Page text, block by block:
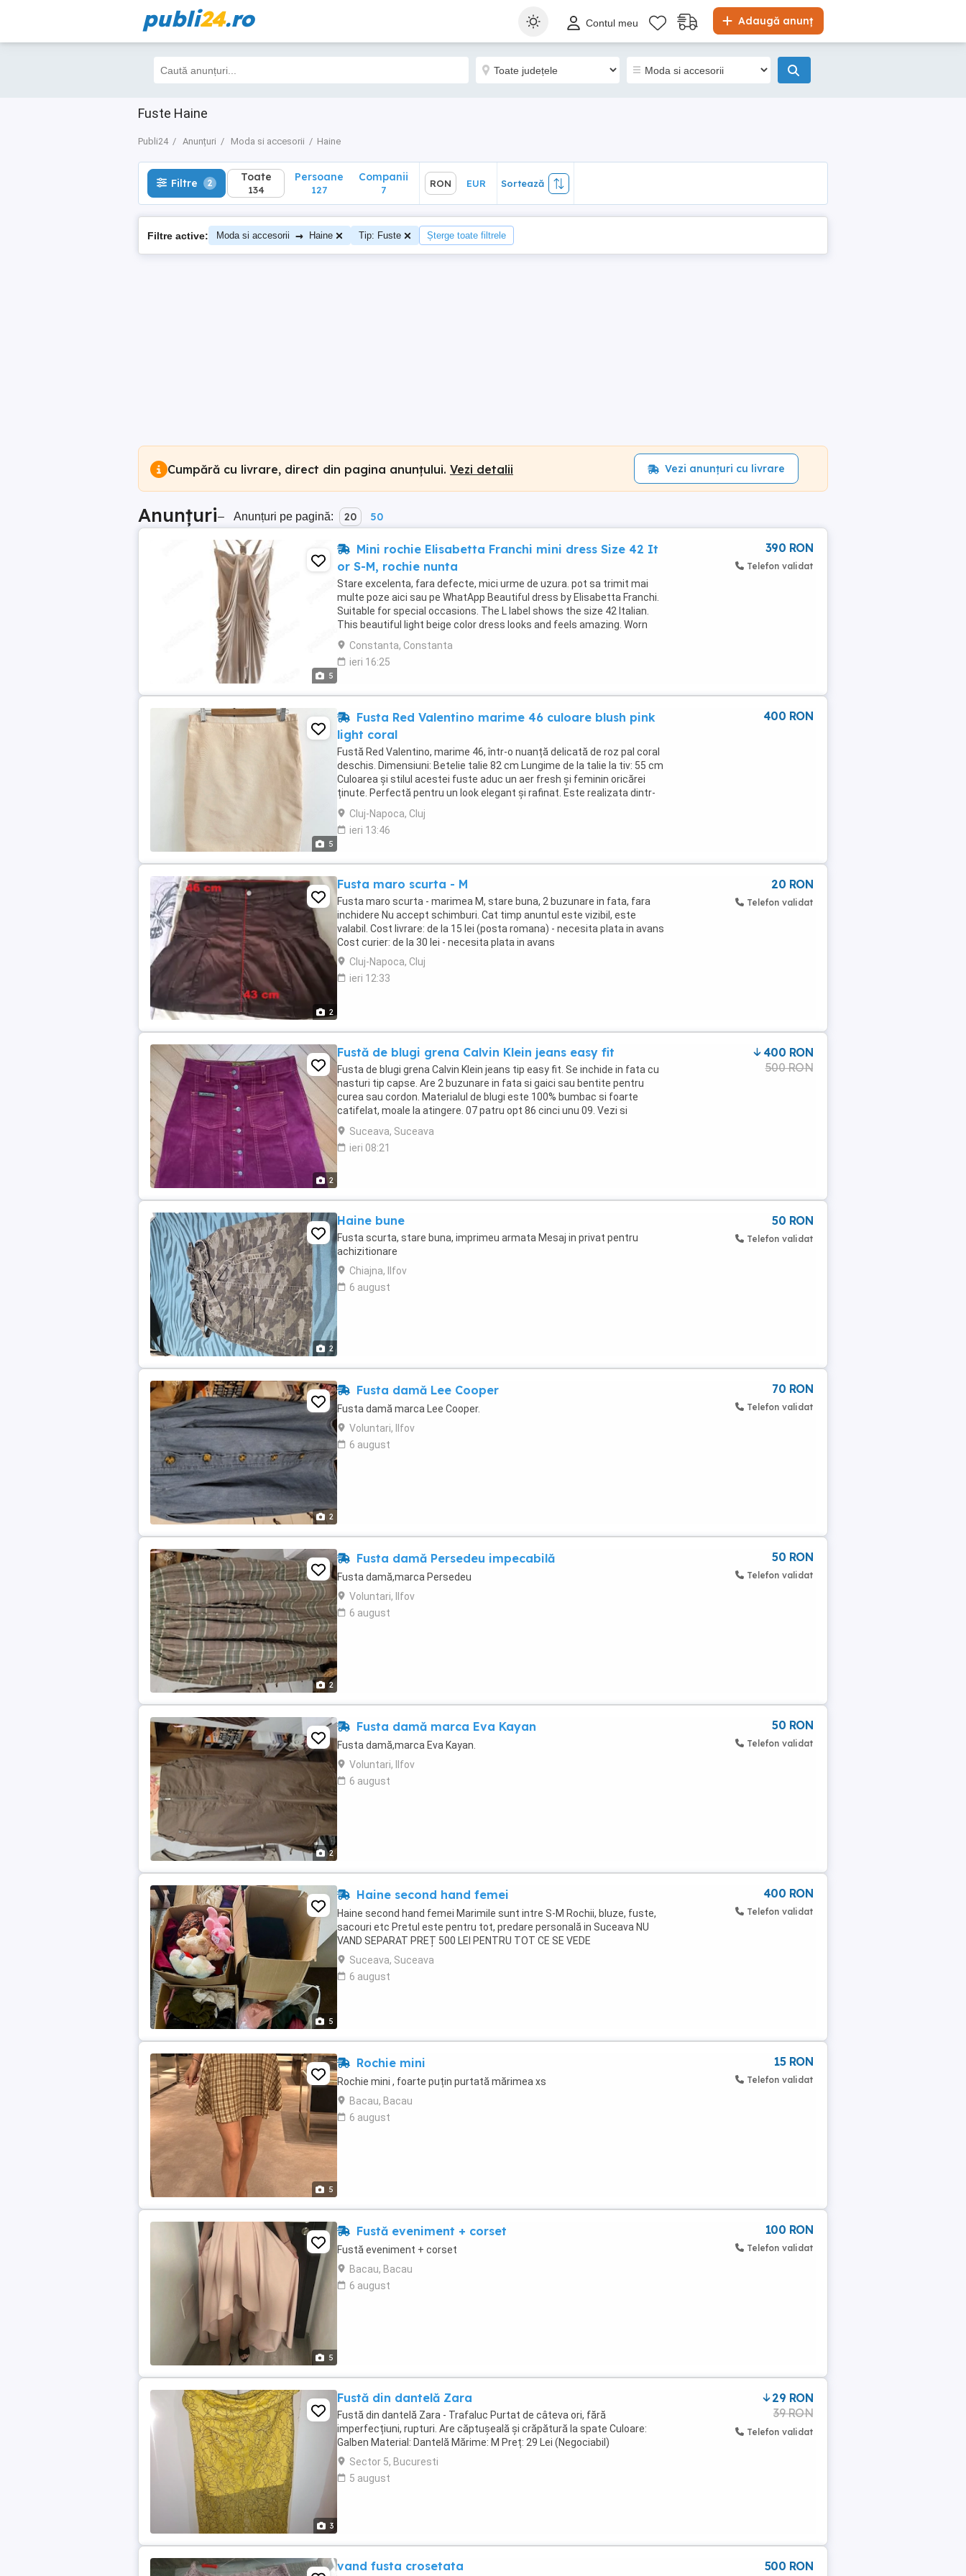
publi24.ro Adaugă anunț
Contul meu
Fuste Haine
Publi24 Anunțuri Moda si accesorii Haine
Filtre 2 Toate
134
Sortează
Filtre 2 Toate
134
Persoane
127
Companii
7
RON EUR Sortează
Filtre active: Moda si accesorii → Haine Tip: Fuste Șterge toate filtrele
Cumpără cu livrare, direct din pagina anunțului. Vezi detalii Vezi anunțuri cu livrare
Anunțuri– Anunțuri pe pagină: 20 50
5
Mini rochie Elisabetta Franchi mini dress Size 42 It
or S-M, rochie nunta
Stare excelenta, fara defecte, mici urme de uzura. pot sa trimit mai
multe poze aici sau pe WhatApp Beautiful dress by Elisabetta Franchi.
Suitable for special occasions. The L label shows the size 42 Italian.
This beautiful light beige color dress looks and feels amazing. Worn
once at an event for ...
Constanta, Constanta
ieri 16:25
390 RON
Telefon validat
5
Fusta Red Valentino marime 46 culoare blush pink
light coral
Fustă Red Valentino, marime 46, într-o nuanță delicată de roz pal coral
deschis. Dimensiuni: Betelie talie 82 cm Lungime de la talie la tiv: 55 cm
Culoarea și stilul acestei fuste aduc un aer fresh și feminin oricărei
ținute. Perfectă pentru un look elegant și rafinat. Este realizata dintr-
un ...
Cluj-Napoca, Cluj
ieri 13:46
400 RON
2
Fusta maro scurta - M
Fusta maro scurta - marimea M, stare buna, 2 buzunare in fata, fara
inchidere Nu accept schimburi. Cat timp anuntul este vizibil, este
valabil. Cost livrare: de la 15 lei (posta romana) - necesita plata in avans
Cost curier: de la 30 lei - necesita plata in avans
Cluj-Napoca, Cluj
ieri 12:33
20 RON
Telefon validat
2
Fustă de blugi grena Calvin Klein jeans easy fit
Fusta de blugi grena Calvin Klein jeans tip easy fit. Se inchide in fata cu
nasturi tip capse. Are 2 buzunare in fata si gaici sau bentite pentru
curea sau cordon. Materialul de blugi este 100% bumbac si foarte
catifelat, moale la atingere. 07 patru opt 86 cinci unu 09. Vezi si
celelalte anunturi ale ...
Suceava, Suceava
ieri 08:21
400 RON
500 RON
2
Haine bune
Fusta scurta, stare buna, imprimeu armata Mesaj in privat pentru
achizitionare
Chiajna, Ilfov
6 august
50 RON
Telefon validat
2
Fusta damă Lee Cooper
Fusta damă marca Lee Cooper.
Voluntari, Ilfov
6 august
70 RON
Telefon validat
2
Fusta damă Persedeu impecabilă
Fusta damă,marca Persedeu
Voluntari, Ilfov
6 august
50 RON
Telefon validat
2
Fusta damă marca Eva Kayan
Fusta damă,marca Eva Kayan.
Voluntari, Ilfov
6 august
50 RON
Telefon validat
5
Haine second hand femei
Haine second hand femei Marimile sunt intre S-M Rochii, bluze, fuste,
sacouri etc Pretul este pentru tot, predare personală in Suceava NU
VAND SEPARAT PREȚ 500 LEI PENTRU TOT CE SE VEDE
Suceava, Suceava
6 august
400 RON
Telefon validat
5
Rochie mini
Rochie mini , foarte puțin purtată mărimea xs
Bacau, Bacau
6 august
15 RON
Telefon validat
5
Fustă eveniment + corset
Fustă eveniment + corset
Bacau, Bacau
6 august
100 RON
Telefon validat
3
Fustă din dantelă Zara
Fustă din dantelă Zara - Trafaluc Purtat de câteva ori, fără
imperfecțiuni, rupturi. Are căptușeală și crăpătură la spate Culoare:
Galben Material: Dantelă Mărime: M Preț: 29 Lei (Negociabil)
Sector 5, Bucuresti
5 august
29 RON
39 RON
Telefon validat
vand fusta crosetata 500 RON